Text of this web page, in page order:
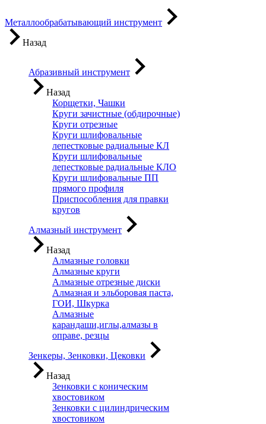
Металлообрабатывающий инструмент
Назад
Абразивный инструмент
Назад
Корщетки, Чашки
Круги зачистные (обдирочные)
Круги отрезные
Круги шлифовальные
лепестковые радиальные КЛ
Круги шлифовальные
лепестковые радиальные КЛО
Круги шлифовальные ПП
прямого профиля
Приспособления для правки
кругов
Алмазный инструмент
Назад
Алмазные головки
Алмазные круги
Алмазные отрезные диски
Алмазная и эльборовая паста,
ГОИ, Шкурка
Алмазные
карандаши,иглы,алмазы в
оправе, резцы
Зенкеры, Зенковки, Цековки
Назад
Зенковки с коническим
хвостовиком
Зенковки с цилиндрическим
хвостовиком